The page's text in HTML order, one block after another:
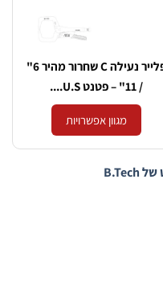
פלייר נעילה C שחרור מהיר 6"
מגוון אפשרויות